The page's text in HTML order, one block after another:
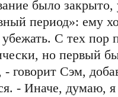
было
период»: ему
убежать. С тех пор
но первый
Сэм,
- Иначе, думаю,